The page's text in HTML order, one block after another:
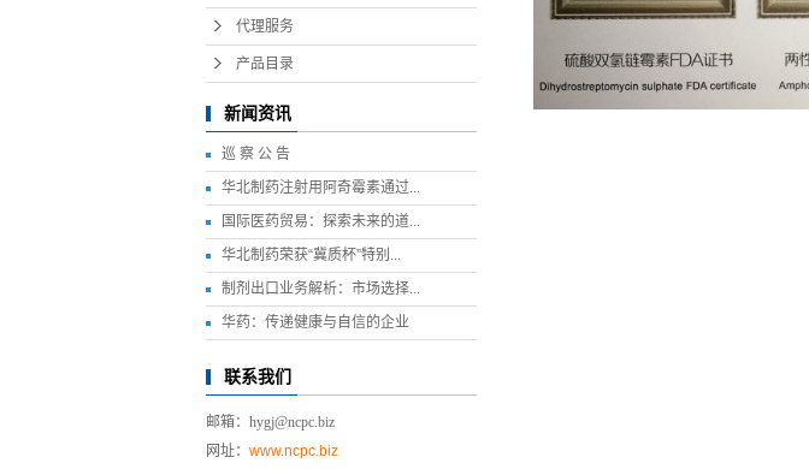
代理服务
产品目录
新闻资讯
巡 察 公 告
华北制药注射用阿奇霉素通过...
国际医药贸易：探索未来的道...
华北制药荣获“冀质杯”特别...
制剂出口业务解析：市场选择...
华药：传递健康与自信的企业
联系我们
邮箱：hygj@ncpc.biz
网址： www.ncpc.biz